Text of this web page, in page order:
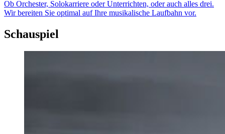
Ob Orchester, Solokarriere oder Unterrichten, oder auch alles drei.
Wir bereiten Sie optimal auf Ihre musikalische Laufbahn vor.
Schauspiel